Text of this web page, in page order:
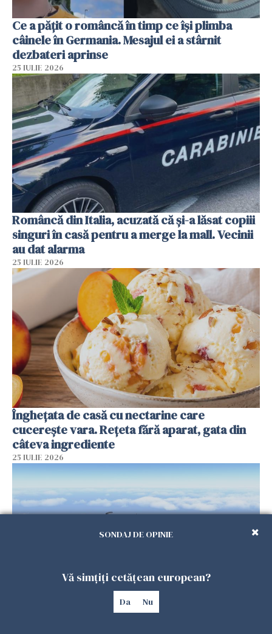
Ce a pățit o româncă în timp ce își plimba
câinele în Germania. Mesajul ei a stârnit
dezbateri aprinse
25 IULIE 2026
Româncă din Italia, acuzată că și-a lăsat copiii
singuri în casă pentru a merge la mall. Vecinii
au dat alarma
25 IULIE 2026
Înghețata de casă cu nectarine care
cucerește vara. Rețeta fără aparat, gata din
câteva ingrediente
25 IULIE 2026
Încă o dronă a fost doborâtă de un F-16
SONDAJ DE OPINIE
Vă simțiți cetățean european?
Da Nu